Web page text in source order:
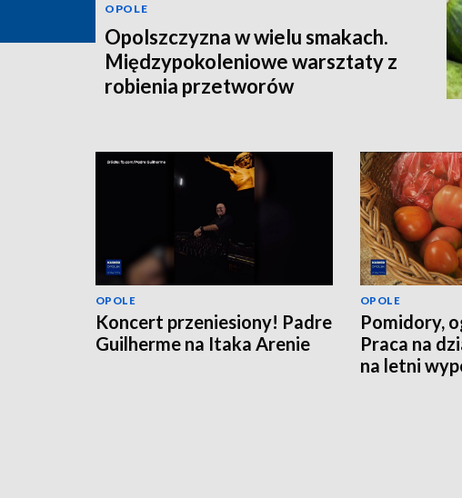
OPOLE
Opolszczyzna w wielu smakach.
Międzypokoleniowe warsztaty z
robienia przetworów
OPOLE
Koncert przeniesiony! Padre
Guilherme na Itaka Arenie
OPOLE
Pomidory,
Praca na
na letni